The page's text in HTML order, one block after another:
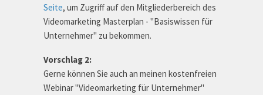
Seite, um Zugriff auf den Mitgliederbereich des
Videomarketing Masterplan - "Basiswissen für
Unternehmer" zu bekommen.
Vorschlag 2:
Gerne können Sie auch an meinen kostenfreien
Webinar "Videomarketing für Unternehmer"